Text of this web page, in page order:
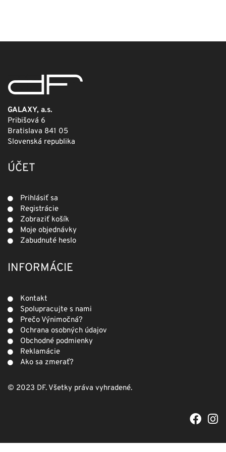
GALAXY, a.s.
Pribišová 6
Bratislava 841 05
Slovenská republika
ÚČET
Prihlásiť sa
Registrácie
Zobraziť košík
Moje objednávky
Zabudnuté heslo
INFORMÁCIE
Kontakt
Spolupracujte s nami
Prečo Výnimočná?
Ochrana osobných údajov
Obchodné podmienky
Reklamácie
Ako sa zmerať?
© 2023 DF. Všetky práva vyhradené.
F
a
e
I
n
t